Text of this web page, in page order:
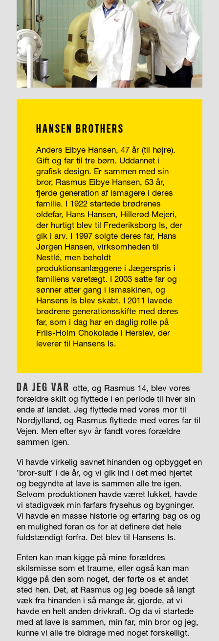
HANSEN BROTHERS
Anders Eibye Hansen, 47 år (til højre).
Gift og far til tre børn. Uddannet i
grafisk design. Er sammen med sin
bror, Rasmus Eibye Hansen, 53 år,
fjerde generation af ismagere i deres
familie. I 1922 startede brødrenes
oldefar, Hans Hansen, Hillerød Mejeri,
der hurtigt blev til Frederiksborg Is, der
gik i arv. I 1997 solgte deres far, Hans
Jørgen Hansen, virksomheden til
Nestlé, men beholdt
produktionsanlæggene i Jægerspris i
familiens varetægt. I 2003 satte far og
sønner atter gang i ismaskinen, og
Hansens Is blev skabt. I 2011 lavede
brødrene generationsskifte med deres
far, som i dag har en daglig rolle på
Friis-Holm Chokolade i Herslev, der
leverer til Hansens Is.
DA JEG VAR otte, og Rasmus 14, blev vores
forældre skilt og flyttede i en periode til hver sin
ende af landet. Jeg flyttede med vores mor til
Nordjylland, og Rasmus flyttede med vores far til
Vejen. Men efter syv år fandt vores forældre
sammen igen.
Vi havde virkelig savnet hinanden og opbygget en
’bror-sult’ i de år, og vi gik ind i det med hjertet
og begyndte at lave is sammen alle tre igen.
Selvom produktionen havde været lukket, havde
vi stadigvæk min farfars frysehus og bygninger.
Vi havde en masse historie og erfaring bag os og
en mulighed foran os for at definere det hele
fuldstændigt forfra. Det blev til Hansens Is.
Enten kan man kigge på mine forældres
skilsmisse som et traume, eller også kan man
kigge på den som noget, der førte os et andet
sted hen. Det, at Rasmus og jeg boede så langt
væk fra hinanden i så mange år, gjorde, at vi
havde en helt anden drivkraft. Og da vi startede
med at lave is sammen, min far, min bror og jeg,
kunne vi alle tre bidrage med noget forskelligt.